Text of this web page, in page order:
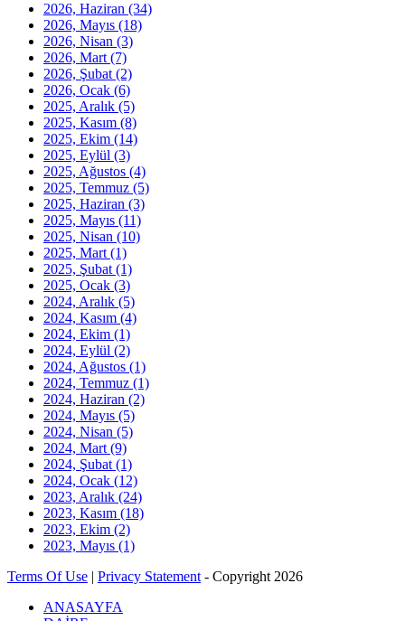
2026, Haziran (34)
2026, Mayıs (18)
2026, Nisan (3)
2026, Mart (7)
2026, Şubat (2)
2026, Ocak (6)
2025, Aralık (5)
2025, Kasım (8)
2025, Ekim (14)
2025, Eylül (3)
2025, Ağustos (4)
2025, Temmuz (5)
2025, Haziran (3)
2025, Mayıs (11)
2025, Nisan (10)
2025, Mart (1)
2025, Şubat (1)
2025, Ocak (3)
2024, Aralık (5)
2024, Kasım (4)
2024, Ekim (1)
2024, Eylül (2)
2024, Ağustos (1)
2024, Temmuz (1)
2024, Haziran (2)
2024, Mayıs (5)
2024, Nisan (5)
2024, Mart (9)
2024, Şubat (1)
2024, Ocak (12)
2023, Aralık (24)
2023, Kasım (18)
2023, Ekim (2)
2023, Mayıs (1)
Terms Of Use | Privacy Statement - Copyright 2026
ANASAYFA